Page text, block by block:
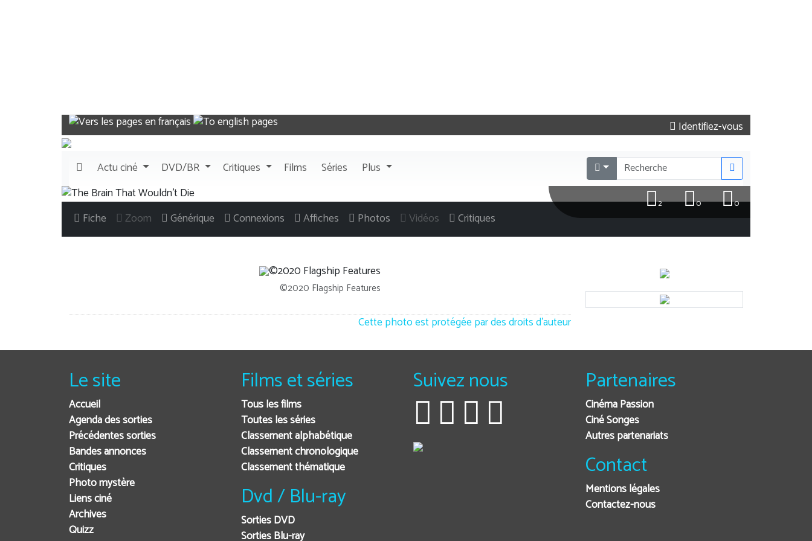
Identifiez-vous
Actuciné DVD/BR Critiques Films Séries Plus
0
0
2
Fiche Zoom Générique Connexions Affiches Photos Vidéos Critiques
©2020 Flagship Features
Cette photo est protégée par des droits d'auteur
Le site
Accueil
Agenda des sorties
Précédentes sorties
Bandes annonces
Critiques
Photo mystère
Liens ciné
Archives
Quizz
Films et séries
Tous les films
Toutes les séries
Classement alphabétique
Classement chronologique
Classement thématique
Dvd / Blu-ray
Sorties DVD
Sorties Blu-ray
Suivez nous Partenaires
Cinéma Passion
Ciné Songes
Autres partenariats
Contact
Mentions légales
Contactez-nous